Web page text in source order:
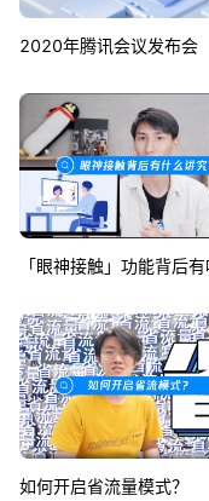
2020年腾讯会议发布会
如何开启省流量模式？